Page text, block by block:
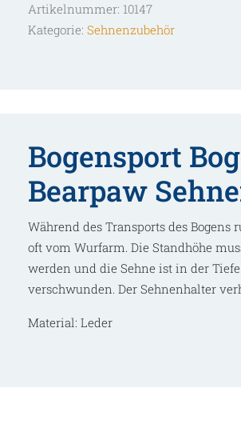
Artikelnummer: 10147
Kategorie: Sehnenzubehör
Bogensport
Bearpaw
Während des Transports des Bogens
oft vom Wurfarm. Die Standhöhe
werden und die Sehne ist in der
verschwunden. Der Sehnenhalter
Material: Leder